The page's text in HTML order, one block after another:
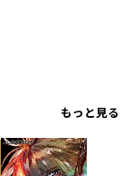
もっと見る